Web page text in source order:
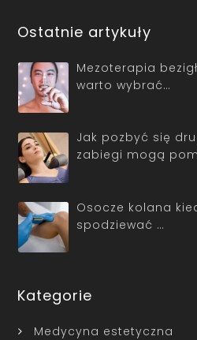
Ostatnie artykuły
Mezoterapia
warto wybrać…
Jak pozbyć się
zabiegi mogą
Osocze kolana
spodziewać …
Kategorie
Medycyna estetyczna